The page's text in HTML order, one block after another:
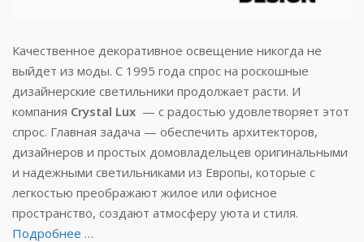
Качественное декоративное освещение никогда не
выйдет из моды. С 1995 года спрос на роскошные
дизайнерские светильники продолжает расти. И
компания Crystal Lux — с радостью удовлетворяет этот
спрос. Главная задача — обеспечить архитекторов,
дизайнеров и простых домовладельцев оригинальными
и надежными светильниками из Европы, которые с
легкостью преображают жилое или офисное
пространство, создают атмосферу уюта и стиля.
Подробнее …